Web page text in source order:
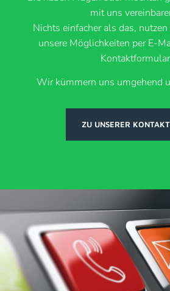
mit uns
Nichts einfacher als das,
unsere Möglichkeiten per E-
Wir kümmern uns umgehend
ZU UNSERER